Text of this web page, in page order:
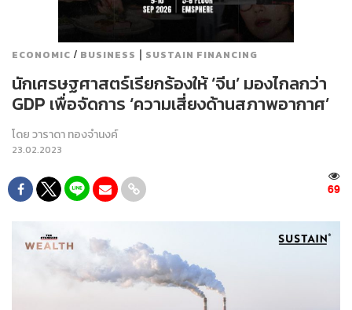
ECONOMIC / BUSINESS | SUSTAIN FINANCING
นักเศรษฐศาสตร์เรียกร้องให้ ‘จีน’ มองไกลกว่า
GDP เพื่อจัดการ ‘ความเสี่ยงด้านสภาพอากาศ’
โดยวาราดา ทองจำนงค์
23.02.2023
69